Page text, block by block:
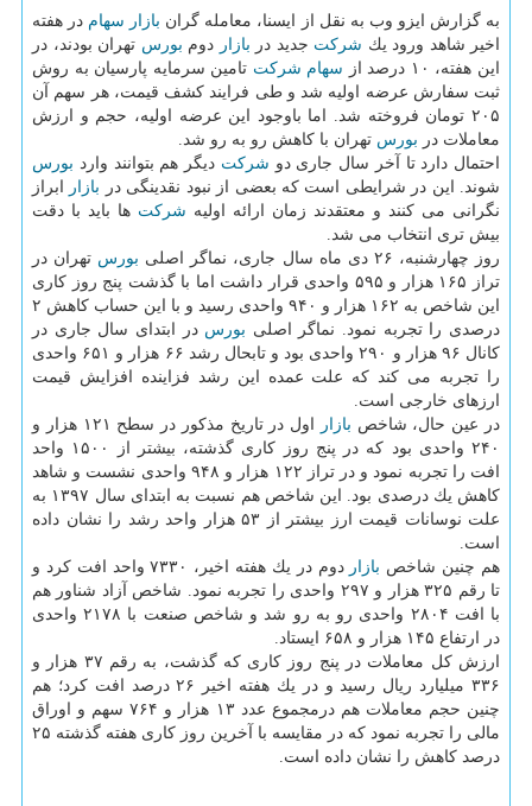
به گزارش ایزو وب به نقل از ایسنا، معامله گران بازار سهام در هفته
اخیر شاهد ورود یك شركت جدید در بازار دوم بورس تهران بودند، در
این هفته، ۱۰ درصد از
سهام شركت تامین سرمایه پارسیان به روش
ثبت سفارش عرضه اولیه شد و طی فرایند كشف قیمت، هر سهم آن
۲۰۵ تومان فروخته شد. اما باوجود این عرضه اولیه، حجم و ارزش
معاملات در بورس تهران با كاهش رو به رو شد.
احتمال دارد تا آخر سال جاری دو شركت دیگر هم بتوانند وارد بورس
شوند. این در شرایطی است كه بعضی از نبود نقدینگی در بازار
ابراز
نگرانی می كنند و معتقدند زمان ارائه اولیه شركت ها باید با دقت
بیش تری انتخاب می شد.
روز چهارشنبه، ۲۶ دی ماه سال جاری، نماگر اصلی
بورس تهران در
تراز ۱۶۵ هزار و ۵۹۵ واحدی قرار داشت اما با گذشت پنج روز كاری
این شاخص به ۱۶۲ هزار و ۹۴۰ واحدی رسید و با این حساب كاهش ۲
درصدی را تجربه نمود. نماگر اصلی بورس در ابتدای سال جاری در
كانال ۹۶ هزار و ۲۹۰ واحدی بود و تابحال رشد ۶۶ هزار و ۶۵۱ واحدی
را تجربه می كند كه علت عمده این رشد فزاینده افزایش قیمت
ارزهای خارجی است.
در عین حال، شاخص بازار
اول در تاریخ مذكور در سطح ۱۲۱ هزار و
۲۴۰ واحدی بود كه در پنج روز كاری گذشته، بیشتر از ۱۵۰۰ واحد
افت را تجربه نمود و در تراز ۱۲۲ هزار و ۹۴۸ واحدی نشست و شاهد
كاهش یك درصدی بود. این شاخص هم نسبت به ابتدای سال ۱۳۹۷ به
علت نوسانات قیمت ارز بیشتر از ۵۳ هزار واحد رشد را نشان داده
است.
هم چنین شاخص بازار
دوم در یك هفته اخیر، ۷۳۳۰ واحد افت كرد و
تا رقم ۳۲۵ هزار و ۲۹۷ واحدی را تجربه نمود. شاخص آزاد شناور هم
با افت ۲۸۰۴ واحدی رو به رو شد و شاخص صنعت با ۲۱۷۸ واحدی
در ارتفاع ۱۴۵ هزار و ۶۵۸ ایستاد.
ارزش كل معاملات در پنج روز كاری كه گذشت، به رقم ۳۷ هزار و
۳۳۶ میلیارد ریال رسید و در یك هفته اخیر ۲۶ درصد افت كرد؛ هم
چنین حجم معاملات هم درمجموع عدد ۱۳ هزار و ۷۶۴ سهم و اوراق
مالی را تجربه نمود كه در مقایسه با آخرین روز كاری هفته گذشته ۲۵
درصد كاهش را نشان داده است.